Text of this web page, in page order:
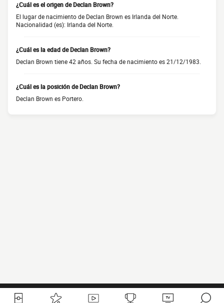
¿Cuál es el origen de Declan Brown?
El lugar de nacimiento de Declan Brown es Irlanda del Norte.
Nacionalidad (es): Irlanda del Norte.
¿Cuál es la edad de Declan Brown?
Declan Brown tiene 42 años. Su fecha de nacimiento es 21/12/1983.
¿Cuál es la posición de Declan Brown?
Declan Brown es Portero.